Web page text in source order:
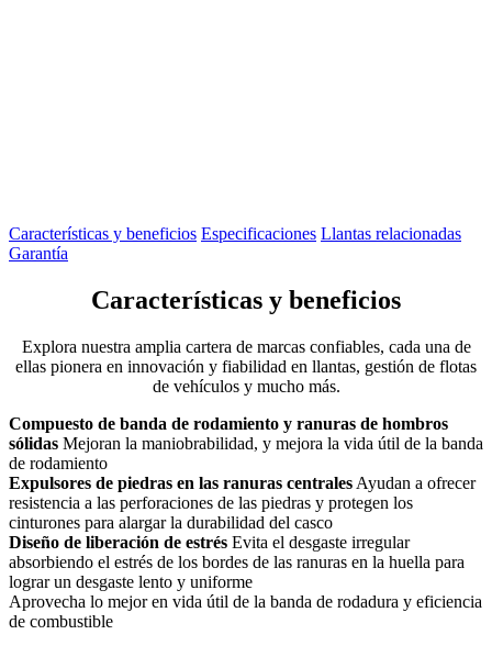
Características y beneficios Especificaciones Llantas relacionadas
Garantía
Características y beneficios
Explora nuestra amplia cartera de marcas confiables, cada una de
ellas pionera en innovación y fiabilidad en llantas, gestión de flotas
de vehículos y mucho más.
Compuesto de banda de rodamiento y ranuras de hombros
sólidas Mejoran la maniobrabilidad, y mejora la vida útil de la banda
de rodamiento
Expulsores de piedras en las ranuras centrales Ayudan a ofrecer
resistencia a las perforaciones de las piedras y protegen los
cinturones para alargar la durabilidad del casco
Diseño de liberación de estrés Evita el desgaste irregular
absorbiendo el estrés de los bordes de las ranuras en la huella para
lograr un desgaste lento y uniforme
Aprovecha lo mejor en vida útil de la banda de rodadura y eficiencia
de combustible